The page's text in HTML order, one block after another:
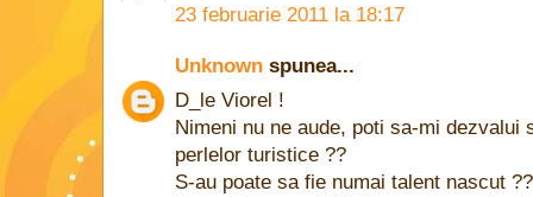
23 februarie 2011 la 18:17
Unknown spunea...
D_le Viorel !
Nimeni nu ne aude, poti sa-mi dezvalui
perlelor turistice ??
S-au poate sa fie numai talent nascut